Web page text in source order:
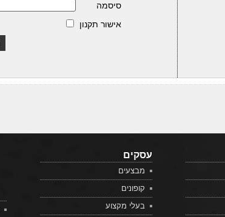
סיסמה
אישור תקנון
עסקים
מבצעים
קופונים
בעלי מקצוע